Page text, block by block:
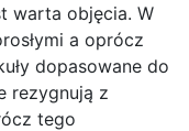
warta objęcia. W
a oprócz
dopasowane do
rezygnują z
tego